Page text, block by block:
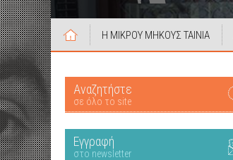
Η ΜΙΚΡΟΥ ΜΗΚΟΥΣ ΤΑΙΝΙΑ
Αναζητήστε
σε όλο το site
Εγγραφή
στο newsletter